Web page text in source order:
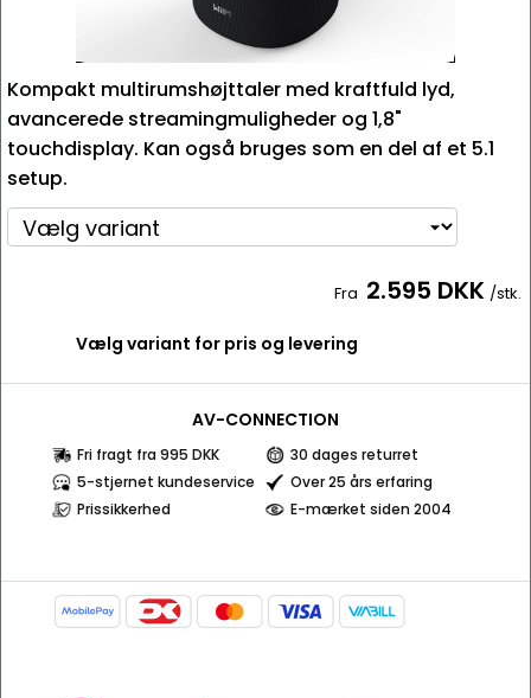
Kompakt multirumshøjttaler med kraftfuld lyd,
avancerede streamingmuligheder og 1,8"
touchdisplay. Kan også bruges som en del af et 5.1
setup.
Fra 2.595 DKK /stk.
Vælg variant for pris og levering
AV-CONNECTION
Fri fragt fra 995 DKK
30 dages returret
5-stjernet kundeservice
Over 25 års erfaring
Prissikkerhed
E-mærket siden 2004